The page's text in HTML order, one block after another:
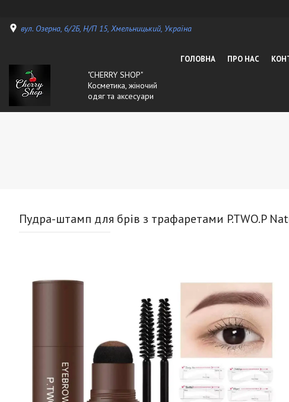
вул. Озерна, 6/2Б, Н/П 15, Хмельницький, Україна
"CHERRY SHOP"
Косметика, жіночий
одяг та аксесуари
ГОЛОВНА ПРО НАС
Пудра-штамп для брів з трафаретами P.TWO.P